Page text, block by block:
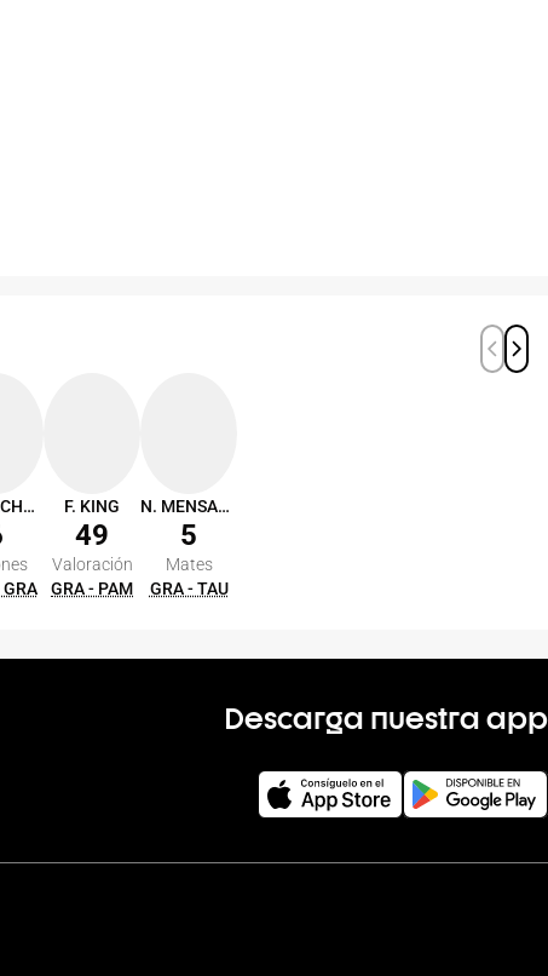
C. BORCHARDT F. KING
49
Valoración
GRA - PAM
N. MENSAH-BONSU
5
Mates
GRA - TAU
Descarga nuestra app